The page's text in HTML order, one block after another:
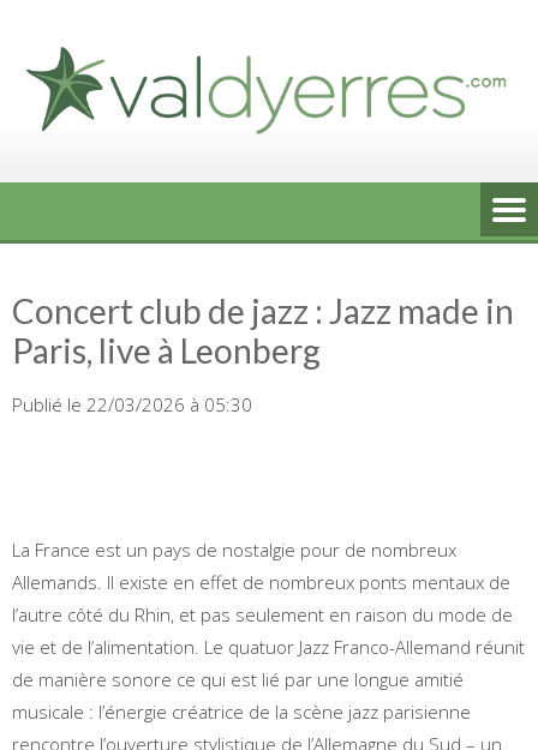
content
Concert club de jazz : Jazz made in
Paris, live à Leonberg
Publié le 22/03/2026 à 05:30
La France est un pays de nostalgie pour de nombreux
Allemands. Il existe en effet de nombreux ponts mentaux de
l’autre côté du Rhin, et pas seulement en raison du mode de
vie et de l’alimentation. Le quatuor Jazz Franco-Allemand réunit
de manière sonore ce qui est lié par une longue amitié
musicale : l’énergie créatrice de la scène jazz parisienne
rencontre l’ouverture stylistique de l’Allemagne du Sud – un